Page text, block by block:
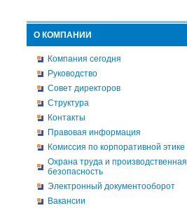
О КОМПАНИИ
Компания сегодня
Руководство
Совет директоров
Структура
Контакты
Правовая информация
Комиссия по корпоративной этике
Охрана труда и производственная
безопасность
Электронный документооборот
Вакансии